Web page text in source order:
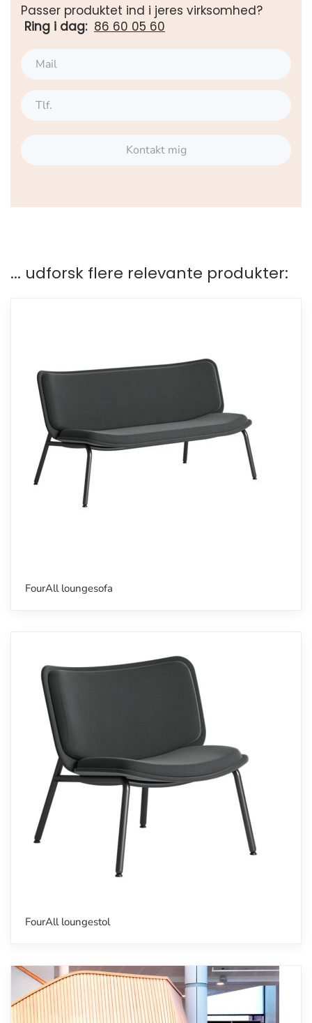
Passer produktet ind i jeres virksomhed?
Ring i dag: 86 60 05 60
Kontakt mig
... udforsk flere relevante produkter:
FourAll loungesofa
FourAll loungestol